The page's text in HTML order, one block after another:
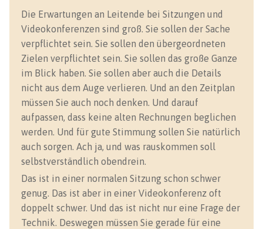
Die Erwartungen an Leitende bei Sitzungen und
Videokonferenzen sind groß. Sie sollen der Sache
verpflichtet sein. Sie sollen den übergeordneten
Zielen verpflichtet sein. Sie sollen das große Ganze
im Blick haben. Sie sollen aber auch die Details
nicht aus dem Auge verlieren. Und an den Zeitplan
müssen Sie auch noch denken. Und darauf
aufpassen, dass keine alten Rechnungen beglichen
werden. Und für gute Stimmung sollen Sie natürlich
auch sorgen. Ach ja, und was rauskommen soll
selbstverständlich obendrein.
Das ist in einer normalen Sitzung schon schwer
genug. Das ist aber in einer Videokonferenz oft
doppelt schwer. Und das ist nicht nur eine Frage der
Technik. Deswegen müssen Sie gerade für eine